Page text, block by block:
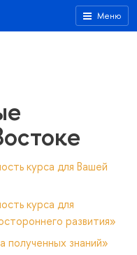
Меню
курса для Вашей
курса для
развития»
знаний»